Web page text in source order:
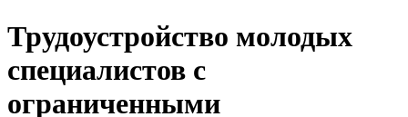
Трудоустройство молодых
специалистов с
ограниченными